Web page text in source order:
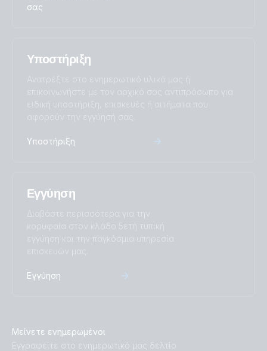
σας
Υποστήριξη
Ανατρέξτε στο ενημερωτικό υλικό μας ή
επικοινωνήστε με τον αρχικό σας αντιπρόσωπο για
ειδική υποστήριξη, επισκευές ή αιτήματα που
αφορούν την εγγύησή σας.
Υποστήριξη
Εγγύηση
Διαβάστε περισσότερα για την
κορυφαία στον κλάδο 5ετή τυπική
εγγύηση και την παγκόσμια υπηρεσία
επισκευών μας.
Εγγύηση
Μείνετε ενημερωμένοι
Εγγραφείτε στο ενημερωτικό μας δελτίο